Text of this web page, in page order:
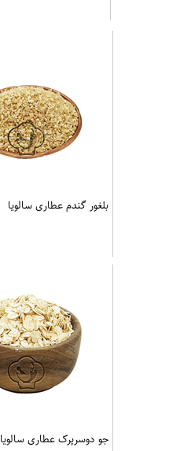
بلغور گندم عطاری سالویا
جو دوسرپرک عطاری سالویا